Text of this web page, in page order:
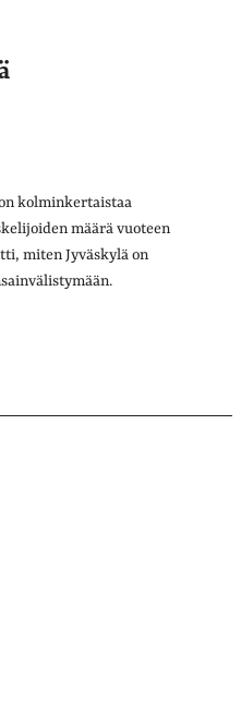
kolminkertaistaa
määrä vuoteen
miten Jyväskylä on